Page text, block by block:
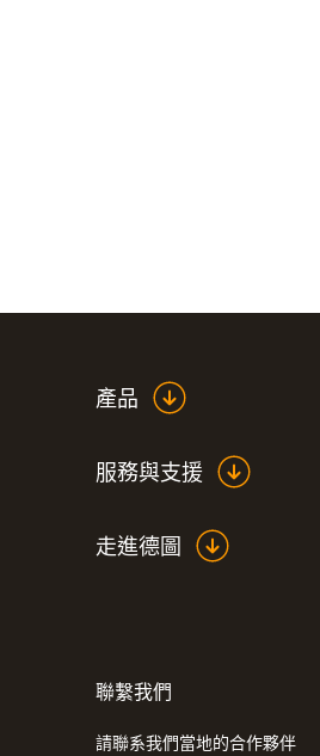
產品
服務與支援
走進德圖
聯繫我們
請聯系我們當地的合作夥伴